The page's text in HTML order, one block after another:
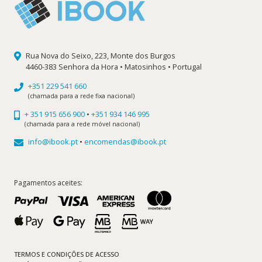
Rua Nova do Seixo, 223, Monte dos Burgos
4460-383 Senhora da Hora • Matosinhos • Portugal
+351 229 541 660
(chamada para a rede fixa nacional)
+ 351 915 656 900 • +351 934 146 995
(chamada para a rede móvel nacional)
info@ibook.pt • encomendas@ibook.pt
Pagamentos aceites:
TERMOS E CONDIÇÕES DE ACESSO